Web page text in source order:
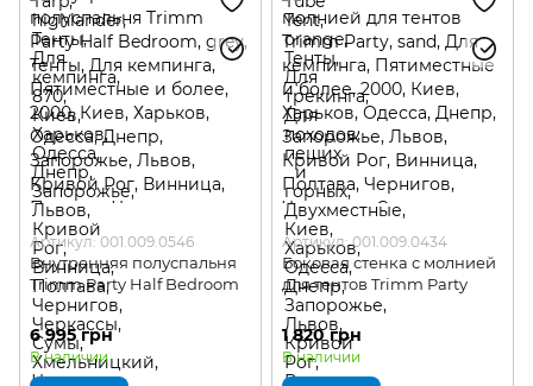
Артикул: 001.009.0546
Внутренняя полуспальня
Trimm Party Half Bedroom
6 995 грн
В наличии
Артикул: 001.009.0434
Боковая стенка с молнией
для тентов Trimm Party
1 820 грн
В наличии